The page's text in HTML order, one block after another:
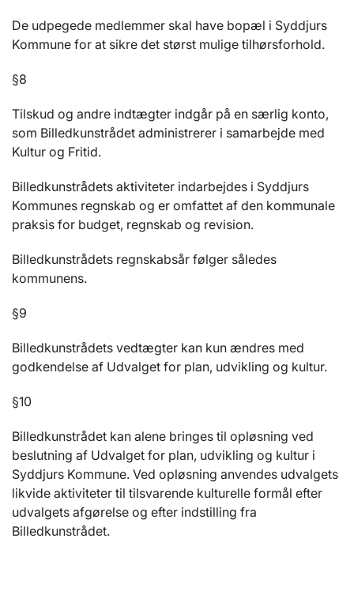
De udpegede medlemmer skal have bopæl i Syddjurs
Kommune for at sikre det størst mulige tilhørsforhold.
§8
Tilskud og andre indtægter indgår på en særlig konto,
som Billedkunstrådet administrerer i samarbejde med
Kultur og Fritid.
Billedkunstrådets aktiviteter indarbejdes i Syddjurs
Kommunes regnskab og er omfattet af den kommunale
praksis for budget, regnskab og revision.
Billedkunstrådets regnskabsår følger således
kommunens.
§9
Billedkunstrådets vedtægter kan kun ændres med
godkendelse af Udvalget for plan, udvikling og kultur.
§10
Billedkunstrådet kan alene bringes til opløsning ved
beslutning af Udvalget for plan, udvikling og kultur i
Syddjurs Kommune. Ved opløsning anvendes udvalgets
likvide aktiviteter til tilsvarende kulturelle formål efter
udvalgets afgørelse og efter indstilling fra
Billedkunstrådet.